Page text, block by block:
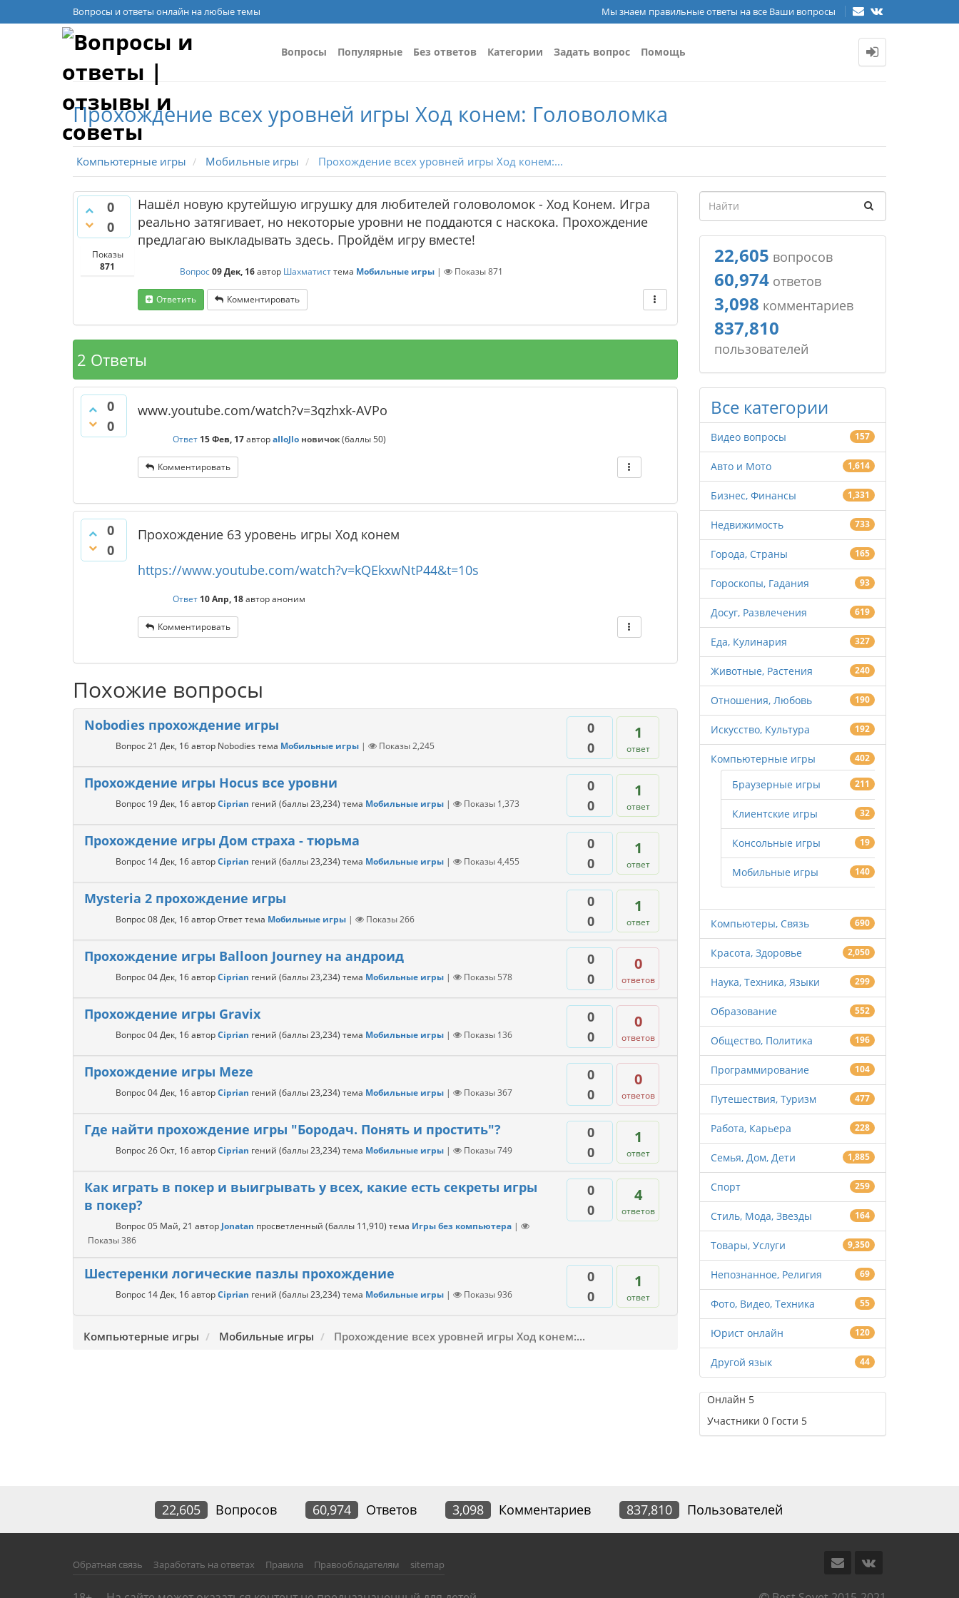
Вопросы и ответы онлайн на любые темы Мы знаем правильные ответы на все Ваши вопросы
Вопросы Популярные Без ответов Категории Задать вопрос Помощь
Прохождение всех уровней игры Ход конем: Головоломка
Компьютерные игры Мобильные игры Прохождение всех уровней игры Ход конем:...
0
0
Показы
871
Нашёл новую крутейшую игрушку для любителей головоломок - Ход Конем. Игра
реально затягивает, но некоторые уровни не поддаются с наскока. Прохождение
предлагаю выкладывать здесь. Пройдём игру вместе!
Вопрос09 Дек, 16автор Шахматисттема Мобильные игры | Показы871
Ответить Комментировать
2 Ответы
0
0
www.youtube.com/watch?v=3qzhxk-AVPo
Ответ 15 Фев, 17авторaIIoJlo новичок(баллы50)
Комментировать
0
0
Прохождение 63 уровень игры Ход конем
https://www.youtube.com/watch?v=kQEkxwNtP44&t=10s
Ответ 10 Апр, 18автораноним
Комментировать
Похожие вопросы
0
0
1
ответ
Nobodies прохождение игры
Вопрос21 Дек, 16автор Nobodies тема Мобильные игры | Показы2,245
0
0
1
ответ
Прохождение игры Hocus все уровни
Вопрос 19 Дек, 16авторCiprian гений (баллы23,234) тема Мобильные игры | Показы 1,373
0
0
1
ответ
Прохождение игры Дом страха - тюрьма
Вопрос 14 Дек, 16авторCiprian гений (баллы23,234) тема Мобильные игры | Показы4,455
0
0
1
ответ
Mysteria 2 прохождение игры
Вопрос08 Дек, 16авторОтветтема Мобильные игры | Показы266
0
0
0
ответов
Прохождение игры Balloon Journey на андроид
Вопрос04 Дек, 16авторCiprian гений (баллы23,234) тема Мобильные игры | Показы 578
0
0
0
ответов
Прохождение игры Gravix
Вопрос04 Дек, 16авторCiprian гений (баллы23,234) тема Мобильные игры | Показы 136
0
0
0
ответов
Прохождение игры Meze
Вопрос04 Дек, 16авторCiprian гений (баллы23,234) тема Мобильные игры | Показы367
0
0
1
ответ
Где найти прохождение игры "Бородач. Понять и простить"?
Вопрос26 Окт, 16авторCiprian гений (баллы23,234) тема Мобильные игры | Показы749
0
0
4
ответов
Как играть в покер и выигрывать у всех, какие есть секреты игры
в покер?
Вопрос05 Май, 21 автор Jonatan просветленный (баллы 11,910) тема Игры без компьютера |
Показы386
0
0
1
ответ
Шестеренки логические пазлы прохождение
Вопрос 14 Дек, 16авторCiprian гений (баллы23,234) тема Мобильные игры | Показы936
Компьютерные игры Мобильные игры Прохождение всех уровней игры Ход конем:...
22,605 вопросов
60,974ответов
3,098 комментариев
837,810
пользователей
Все категории
Видео вопросы 157
Авто и Мото 1,614
Бизнес, Финансы 1,331
Недвижимость 733
Города, Страны 165
Гороскопы, Гадания 93
Досуг, Развлечения 619
Еда, Кулинария 327
Животные, Растения 240
Отношения, Любовь 190
Искусство, Культура 192
Компьютерные игры 402
Браузерные игры 211
Клиентские игры 32
Консольные игры 19
Мобильные игры 140
Компьютеры, Связь 690
Красота, Здоровье 2,050
Наука, Техника, Языки 299
Образование 552
Общество, Политика 196
Программирование 104
Путешествия, Туризм 477
Работа, Карьера 228
Семья, Дом, Дети 1,885
Спорт 259
Стиль, Мода, Звезды 164
Товары, Услуги 9,350
Непознанное, Религия 69
Фото, Видео, Техника 55
Юрист онлайн 120
Другой язык 44
Онлайн 5
Участники 0Гости 5
22,605 Вопросов 60,974 Ответов 3,098 Комментариев 837,810 Пользователей
Обратная связь Заработать на ответах Правила Правообладателям sitemap